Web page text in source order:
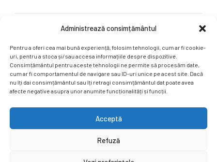
Administrează consimțământul
Pentru a oferi cea mai bună experiență, folosim tehnologii, cum ar fi cookie-
uri, pentru a stoca și/sau accesa informațiile despre dispozitive.
Consimțământul pentru aceste tehnologii ne permite să procesăm date,
cum ar fi comportamentul de navigare sau ID-uri unice pe acest site. Dacă
nu îți dai consimțământul sau îți retragi consimțământul dat poate avea
afecte negative asupra unor anumite funcționalități și funcții.
Acceptă
Refuză
Ne puteți găsi și pe rețelele sociale.